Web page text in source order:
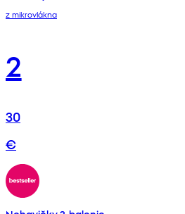
z mikrovlákna
2
30
€